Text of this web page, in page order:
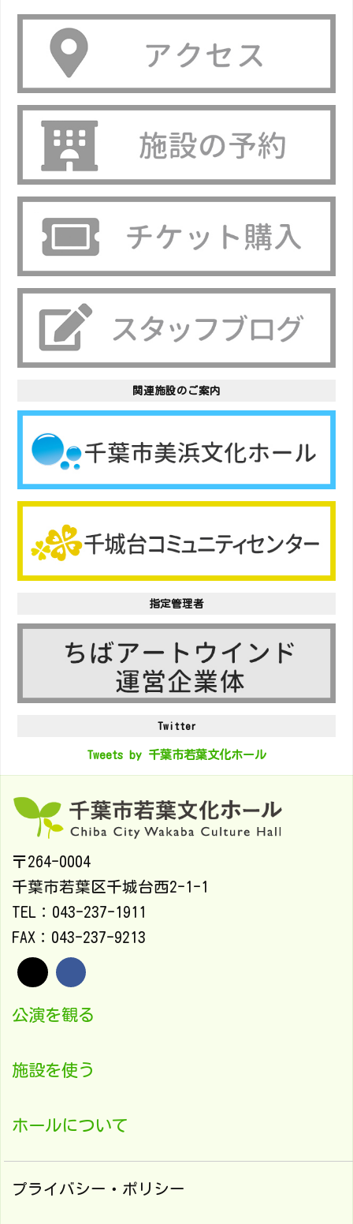
関連施設のご案内
指定管理者
Twitter
Tweets by 千葉市若葉文化ホール
〒264-0004
千葉市若葉区千城台西2-1-1
TEL：043-237-1911
FAX：043-237-9213
公演を観る
施設を使う
ホールについて
プライバシー・ポリシー